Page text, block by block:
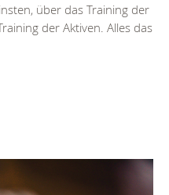
über das Training der
der Aktiven. Alles das